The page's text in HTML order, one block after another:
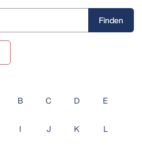
B C D E
I J K L